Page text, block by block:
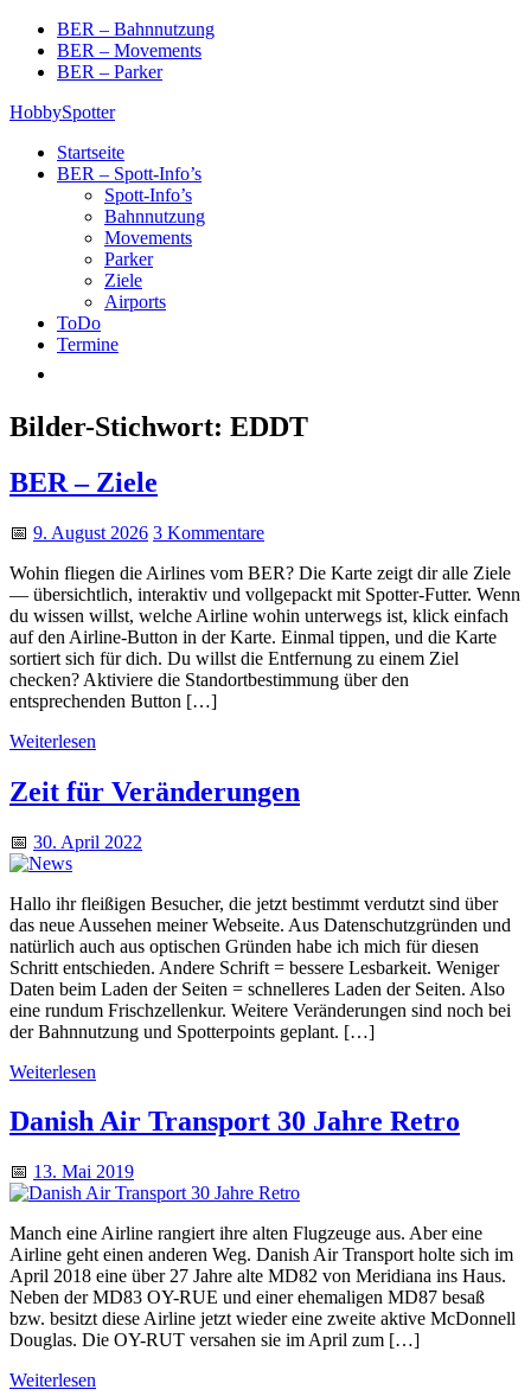
Skip
content
BER – Bahnnutzung
BER – Movements
BER – Parker
HobbySpotter
Startseite
BER – Spott-Info’s
Spott-Info’s
Bahnnutzung
Movements
Parker
Ziele
Airports
ToDo
Termine
Bilder-Stichwort: EDDT
BER – Ziele
📅 9. August 2026 3 Kommentare
Wohin fliegen die Airlines vom BER? Die Karte zeigt dir alle Ziele
— übersichtlich, interaktiv und vollgepackt mit Spotter‑Futter. Wenn
du wissen willst, welche Airline wohin unterwegs ist, klick einfach
auf den Airline‑Button in der Karte. Einmal tippen, und die Karte
sortiert sich für dich. Du willst die Entfernung zu einem Ziel
checken? Aktiviere die Standortbestimmung über den
entsprechenden Button […]
Weiterlesen
Zeit für Veränderungen
📅 30. April 2022
Hallo ihr fleißigen Besucher, die jetzt bestimmt verdutzt sind über
das neue Aussehen meiner Webseite. Aus Datenschutzgründen und
natürlich auch aus optischen Gründen habe ich mich für diesen
Schritt entschieden. Andere Schrift = bessere Lesbarkeit. Weniger
Daten beim Laden der Seiten = schnelleres Laden der Seiten. Also
eine rundum Frischzellenkur. Weitere Veränderungen sind noch bei
der Bahnnutzung und Spotterpoints geplant. […]
Weiterlesen
Danish Air Transport 30 Jahre Retro
📅 13. Mai 2019
Manch eine Airline rangiert ihre alten Flugzeuge aus. Aber eine
Airline geht einen anderen Weg. Danish Air Transport holte sich im
April 2018 eine über 27 Jahre alte MD82 von Meridiana ins Haus.
Neben der MD83 OY-RUE und einer ehemaligen MD87 besaß
bzw. besitzt diese Airline jetzt wieder eine zweite aktive McDonnell
Douglas. Die OY-RUT versahen sie im April zum […]
Weiterlesen